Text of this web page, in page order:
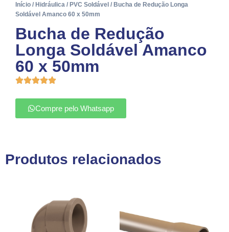
Início / Hidráulica / PVC Soldável / Bucha de Redução Longa
Soldável Amanco 60 x 50mm
Bucha de Redução
Longa Soldável Amanco
60 x 50mm
Compre pelo Whatsapp
Produtos relacionados